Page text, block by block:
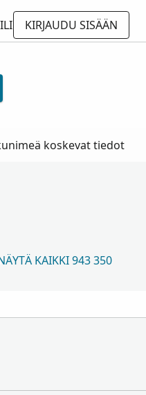
KIRJAUDU SISÄÄN
koskevat tiedot
KAIKKI 943 350